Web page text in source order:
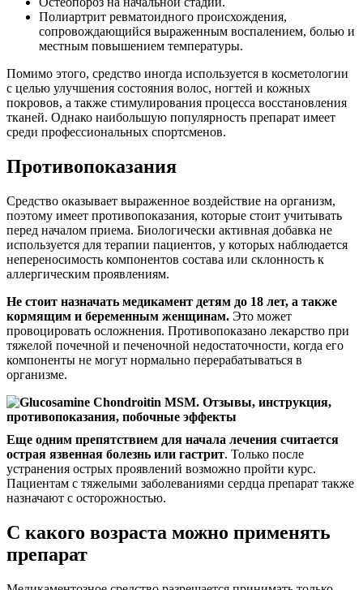
Полиартрит ревматоидного происхождения,
сопровождающийся выраженным воспалением, болью и
местным повышением температуры.
Помимо этого, средство иногда используется в косметологии
с целью улучшения состояния волос, ногтей и кожных
покровов, а также стимулирования процесса восстановления
тканей. Однако наибольшую популярность препарат имеет
среди профессиональных спортсменов.
Противопоказания
Средство оказывает выраженное воздействие на организм,
поэтому имеет противопоказания, которые стоит учитывать
перед началом приема. Биологически активная добавка не
используется для терапии пациентов, у которых наблюдается
непереносимость компонентов состава или склонность к
аллергическим проявлениям.
Не стоит назначать медикамент детям до 18 лет, а также
кормящим и беременным женщинам. Это может
провоцировать осложнения. Противопоказано лекарство при
тяжелой почечной и печеночной недостаточности, когда его
компоненты не могут нормально перерабатываться в
организме.
Еще одним препятствием для начала лечения считается
острая язвенная болезнь или гастрит. Только после
устранения острых проявлений возможно пройти курс.
Пациентам с тяжелыми заболеваниями сердца препарат также
назначают с осторожностью.
С какого возраста можно применять
препарат